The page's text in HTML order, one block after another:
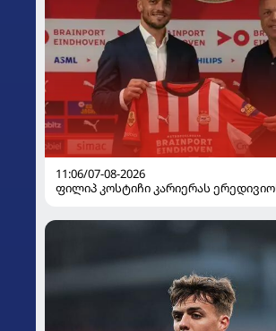
11:06/07-08-2026
ფილიპ კოსტიჩი კარიერას